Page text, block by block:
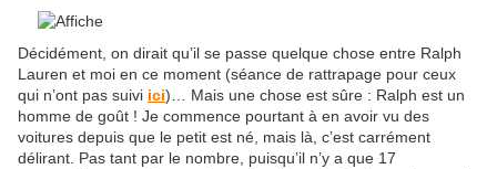
Décidément, on dirait qu’il se passe quelque chose entre Ralph
Lauren et moi en ce moment (séance de rattrapage pour ceux
qui n’ont pas suivi ici)… Mais une chose est sûre : Ralph est un
homme de goût ! Je commence pourtant à en avoir vu des
voitures depuis que le petit est né, mais là, c’est carrément
délirant. Pas tant par le nombre, puisqu’il n’y a que 17